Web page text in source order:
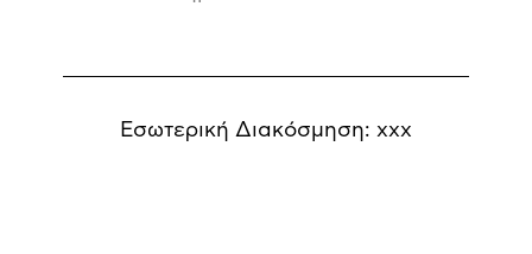
Εσωτερική Διακόσμηση: xxx